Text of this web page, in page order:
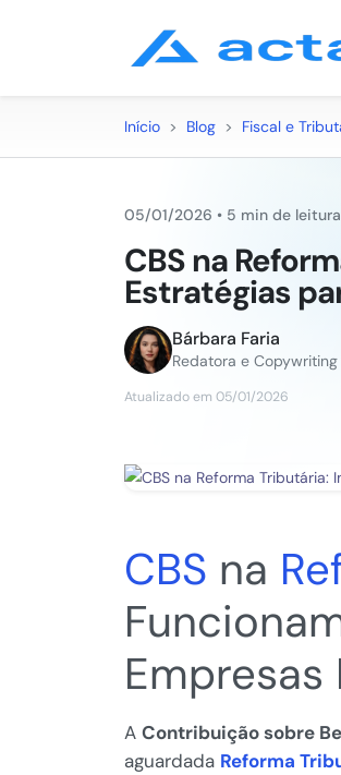
Início > Blog > Fiscal e
05/01/2026 • 5 min de leitura
CBS na
Estratégias
Bárbara Faria
Redatora e Copywriting
Atualizado em 05/01/2026
CBS na
Empresas
A Contribuição sobre
aguardada Reforma